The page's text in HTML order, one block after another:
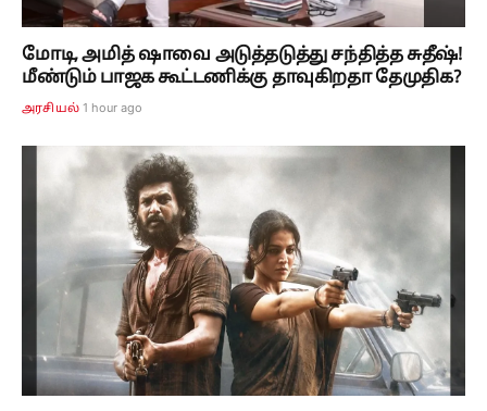
மோடி, அமித் ஷாவை அடுத்தடுத்து சந்தித்த சுதீஷ்!
மீண்டும் பாஜக கூட்டணிக்கு தாவுகிறதா தேமுதிக?
அரசியல் 1 hour ago